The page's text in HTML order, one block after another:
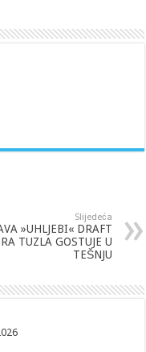
Slijedeća
»UHLJEBI« DRAFT
TUZLA GOSTUJE U
TEŠNJU